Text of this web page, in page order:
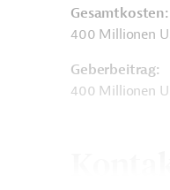
Gesamtkosten:
400 Millionen
Geberbeitrag:
400 Millionen